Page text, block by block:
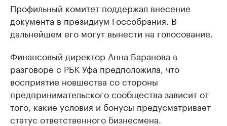
Профильный комитет поддержал внесение
документа в президиум Госсобрания. В
дальнейшем его могут вынести на голосование.
Финансовый директор Анна Баранова в
разговоре с РБК Уфа предположила, что
восприятие новшества со стороны
предпринимательского сообщества зависит от
того, какие условия и бонусы предусматривает
статус ответственного бизнесмена.